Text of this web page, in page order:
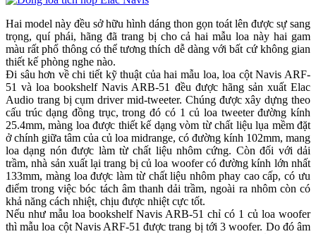
Hai model này đều sở hữu hình dáng thon gọn toát lên được sự sang
trọng, quí phái, hãng đã trang bị cho cả hai mẫu loa này hai gam
màu rất phổ thông có thể tương thích dễ dàng với bất cứ không gian
thiết kế phòng nghe nào.
Đi sâu hơn về chi tiết kỹ thuật của hai mẫu loa, loa cột Navis ARF-
51 và loa bookshelf Navis ARB-51 đều được hãng sản xuất Elac
Audio trang bị cụm driver mid-tweeter. Chúng được xây dựng theo
cấu trúc dạng đồng trục, trong đó có 1 củ loa tweeter đường kính
25.4mm, màng loa được thiết kế dạng vòm từ chất liệu lụa mềm đặt
ở chính giữa tâm của củ loa midrange, có đường kính 102mm, mang
loa dạng nón được làm từ chất liệu nhôm cứng. Còn đối với dải
trầm, nhà sản xuất lại trang bị củ loa woofer có đường kính lớn nhất
133mm, màng loa được làm từ chất liệu nhôm phay cao cấp, có ưu
điểm trong việc bóc tách âm thanh dải trầm, ngoài ra nhôm còn có
khả năng cách nhiệt, chịu được nhiệt cực tốt.
Nếu như mẫu loa bookshelf Navis ARB-51 chỉ có 1 củ loa woofer
thì mẫu loa cột Navis ARF-51 được trang bị tới 3 woofer. Do đó âm